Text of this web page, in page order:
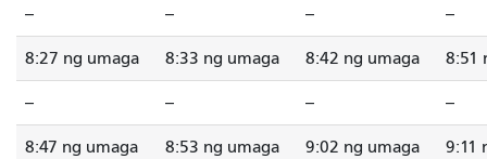
-- -- -- --
8:27 ng umaga 8:33 ng umaga 8:42 ng umaga 8:51
-- -- -- --
8:47 ng umaga 8:53 ng umaga 9:02 ng umaga 9:11